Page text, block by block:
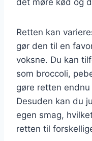
Retten kan
gør den til en
voksne. Du kan
som broccoli,
gøre retten
Desuden kan du
egen smag,
retten til